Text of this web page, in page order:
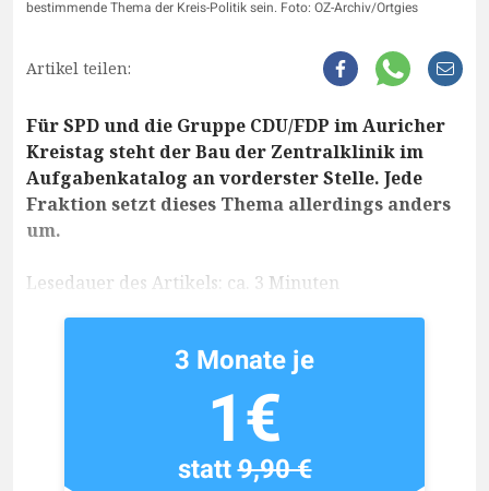
bestimmende Thema der Kreis-Politik sein. Foto: OZ-Archiv/Ortgies
Artikel teilen:
Für SPD und die Gruppe CDU/FDP im Auricher
Kreistag steht der Bau der Zentralklinik im
Aufgabenkatalog an vorderster Stelle. Jede
Fraktion setzt dieses Thema allerdings anders
um.
Lesedauer des Artikels: ca. 3 Minuten
3 Monate je
1€
statt9,90 €